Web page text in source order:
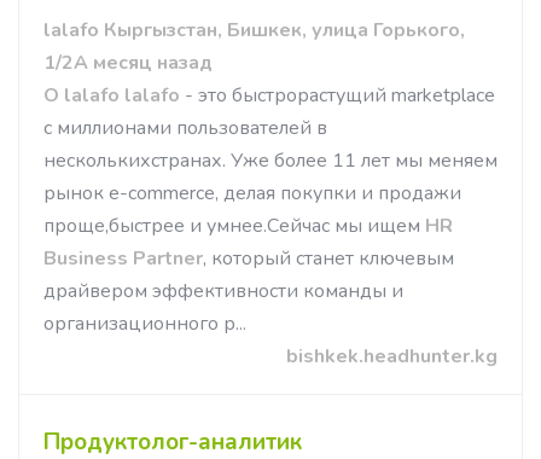
lalafo Кыргызстан, Бишкек, улица Горького,
1/2А месяц назад
О lalafo lalafo - это быстрорастущий marketplace
с миллионами пользователей в
несколькихстранах. Уже более 11 лет мы меняем
рынок e-commerce, делая покупки и продажи
проще,быстрее и умнее.Сейчас мы ищем HR
Business Partner, который станет ключевым
драйвером эффективности команды и
организационного р...
bishkek.headhunter.kg
Продуктолог-аналитик